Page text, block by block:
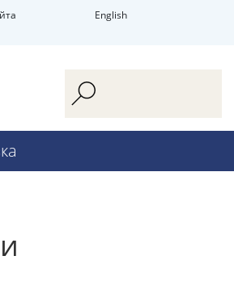
English